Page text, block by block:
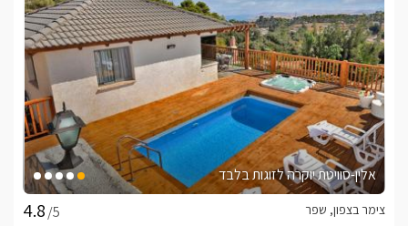
אלין-סוויטת יוקרה לזוגות בלבד
/5
צימר בצפון, שפר